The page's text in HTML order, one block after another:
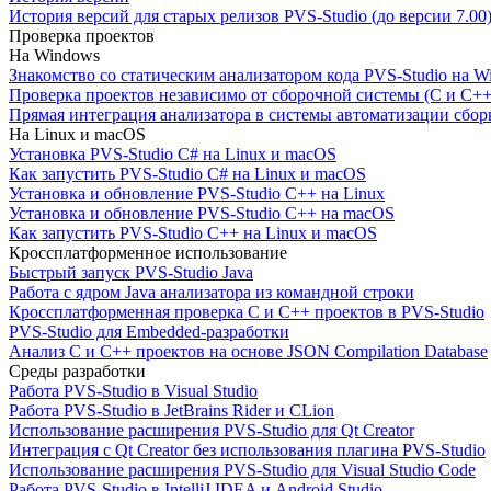
История версий для старых релизов PVS-Studio (до версии 7.00)
Проверка проектов
На Windows
Знакомство со статическим анализатором кода PVS-Studio на
Проверка проектов независимо от сборочной системы (C и
Прямая интеграция анализатора в системы автоматизации
На Linux и macOS
Установка PVS-Studio C# на Linux и macOS
Как запустить PVS-Studio C# на Linux и macOS
Установка и обновление PVS-Studio C++ на Linux
Установка и обновление PVS-Studio C++ на macOS
Как запустить PVS-Studio C++ на Linux и macOS
Кроссплатформенное использование
Быстрый запуск PVS-Studio Java
Работа с ядром Java анализатора из командной строки
Кроссплатформенная проверка C и C++ проектов в PVS-Studio
PVS-Studio для Embedded-разработки
Анализ C и C++ проектов на основе JSON Compilation Database
Среды разработки
Работа PVS-Studio в Visual Studio
Работа PVS-Studio в JetBrains Rider и CLion
Использование расширения PVS-Studio для Qt Creator
Интеграция с Qt Creator без использования плагина PVS-Studio
Использование расширения PVS-Studio для Visual Studio Code